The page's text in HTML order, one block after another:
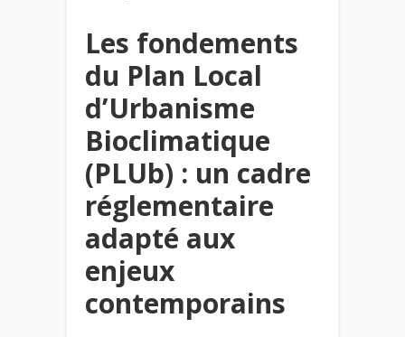
Les fondements
du Plan Local
d’Urbanisme
Bioclimatique
(PLUb) : un cadre
réglementaire
adapté aux
enjeux
contemporains